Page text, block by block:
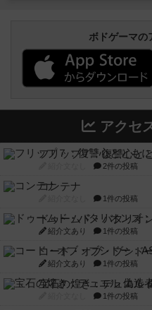
ボドゲーマの
アクセ
フリップ７：復讐心と
2件の投稿
コンテナ
1件の投稿
ドゥームド・バタリオ
紹介文あり 1件の投稿
コード・オブ・ブシド
紹介文あり 1件の投稿
宝石の煌き：デュエル
1件の投稿